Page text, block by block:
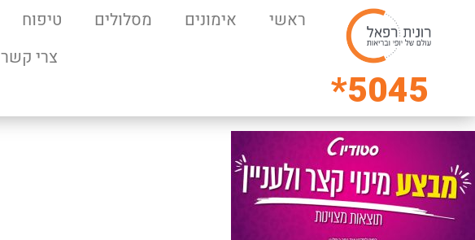
ראשי אימונים מסלולים טיפוח
צרי קשר
5045*